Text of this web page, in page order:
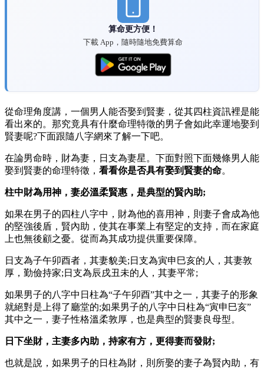
算命更方便！
下載 App，隨時隨地免費算命
從命理角度講，一個男人能否娶到賢妻，從其四柱資訊裡是能
看出來的。那究竟具有什麼命理特徵的男子會如此幸運地娶到
賢妻呢?下面跟隨八字網來了解一下吧。
在論男命時，財為妻，日支為妻星。下面對照下面幾條男人能
娶到賢妻的命理特徵， 看看你是否具有娶到賢妻的命。
柱中財為用神，妻必溫柔賢惠，是典型的賢內助;
如果在男子的四柱八字中，財為他的喜用神，則妻子會成為他
的堅強後盾，賢內助，使其在事業上有堅定的支持，而在家庭
上也無後顧之憂。從而為其成功提供重要保障。
日支為子午卯酉者，其妻貌美;日支為寅申巳亥的人，其妻敦
厚，勤儉持家;日支為辰戌丑未的人，其妻平常;
如果男子的八字中日柱為“子午卯酉”其中之一，其妻子的形象
就絕對是上得了廳堂的;如果男子的八字中日柱為“寅申巳亥”
其中之一，妻子性格溫柔敦厚，也是典型的賢妻良母型。
日下坐財，主妻多內助，持家有方，更得妻而發財;
也就是說，如果男子的日柱為財，則所娶的妻子為賢內助，有